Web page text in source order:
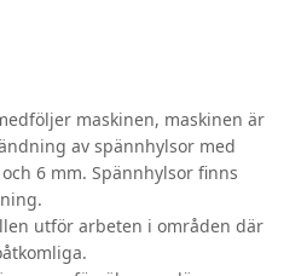
maskinen, maskinen är
av spännhylsor med
6 mm. Spännhylsor finns
utför arbeten i områden där